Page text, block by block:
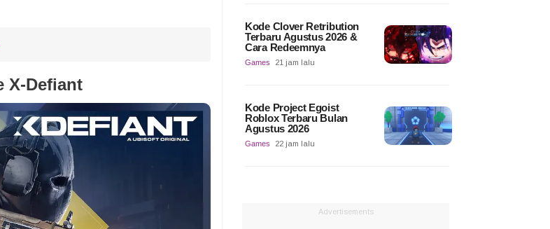
X-Defiant
Kode Clover Retribution
Terbaru Agustus 2026 &
Cara Redeemnya
Games 21 jam lalu
Kode Project Egoist
Roblox Terbaru Bulan
Agustus 2026
Games 22 jam lalu
Advertisements